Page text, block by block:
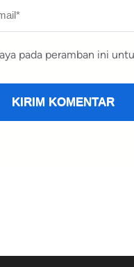
*
pada peramban ini